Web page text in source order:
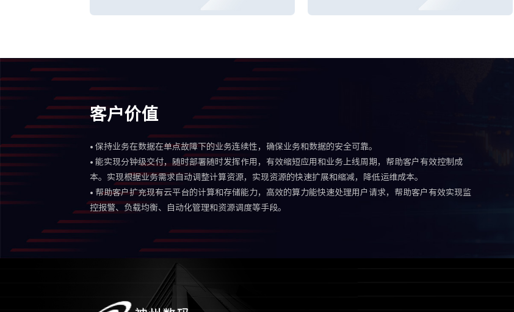
客户价值
• 保持业务在数据在单点故障下的业务连续性，确保业务和数据的安全可靠。
• 能实现分钟级交付，随时部署随时发挥作用，有效缩短应用和业务上线周期，帮助客户有效控制成
本。实现根据业务需求自动调整计算资源，实现资源的快速扩展和缩减，降低运维成本。
• 帮助客户扩充现有云平台的计算和存储能力，高效的算力能快速处理用户请求，帮助客户有效实现监
控报警、负载均衡、自动化管理和资源调度等手段。